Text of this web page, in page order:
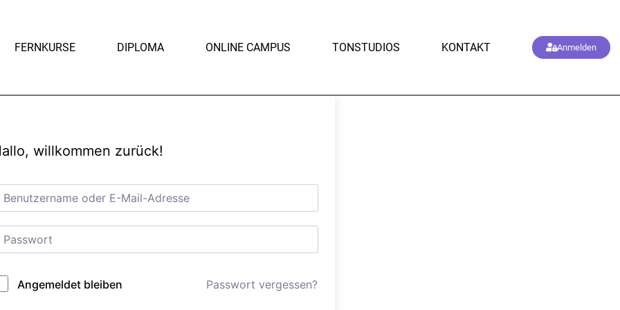
FERNKURSE DIPLOMA ONLINE CAMPUS TONSTUDIOS KONTAKT Anmelden
willkommen zurück!
Angemeldet bleiben Passwort vergessen?